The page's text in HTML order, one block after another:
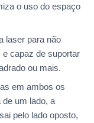
o uso do espaço
laser para não
capaz de suportar
ou mais.
em ambos os
de um lado, a
pelo lado oposto,